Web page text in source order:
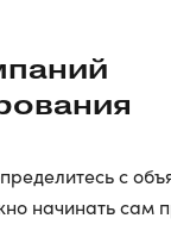
с
начинать сам